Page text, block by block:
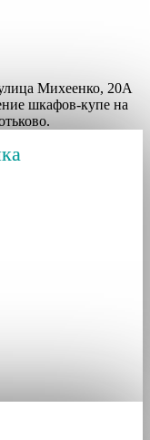
Михеенко, 20А
шкафов-купе на